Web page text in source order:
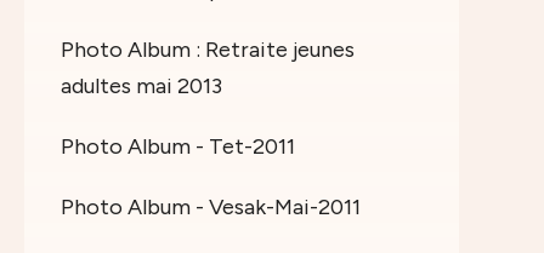
Photo Album : Retraite jeunes
adultes mai 2013
Photo Album - Tet-2011
Photo Album - Vesak-Mai-2011